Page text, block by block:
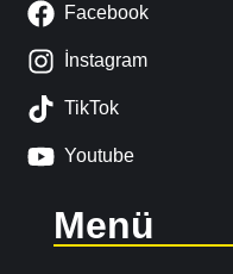
Facebook
İnstagram
TikTok
Youtube
Menü